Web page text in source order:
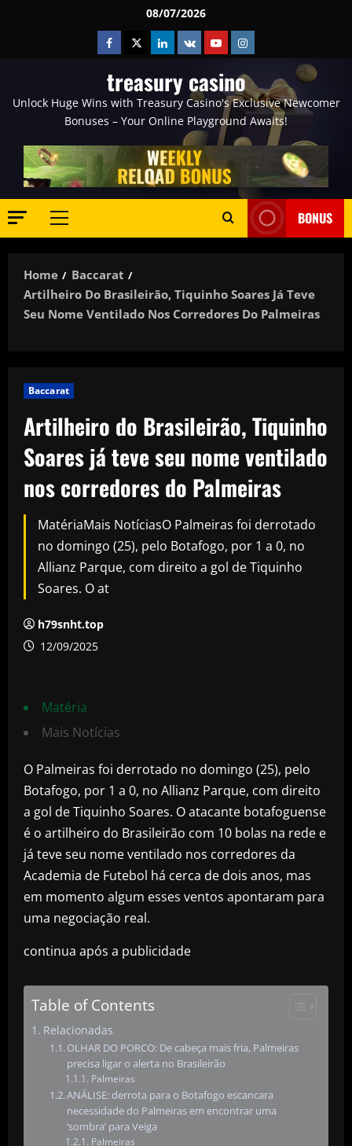
08/07/2026
Facebook
TwitterLinkedin
VK YoutubeInstagram
treasury casino
Unlock Huge Wins with Treasury Casino's Exclusive Newcomer
Bonuses – Your Online Playground Awaits!
Primary
BONUS
Home
Baccarat
Artilheiro Do Brasileirão, Tiquinho Soares Já Teve
Seu Nome Ventilado Nos Corredores Do Palmeiras
Baccarat
Artilheiro do Brasileirão, Tiquinho
Soares já teve seu nome ventilado
nos corredores do Palmeiras
MatériaMais NotíciasO Palmeiras foi derrotado
no domingo (25), pelo Botafogo, por 1 a 0, no
Allianz Parque, com direito a gol de Tiquinho
Soares. O at
h79snht.top
12/09/2025
Matéria
Mais Notícias
O Palmeiras foi derrotado no domingo (25), pelo
Botafogo, por 1 a 0, no Allianz Parque, com direito
a gol de Tiquinho Soares. O atacante botafoguense
é o artilheiro do Brasileirão com 10 bolas na rede e
já teve seu nome ventilado nos corredores da
Academia de Futebol há cerca de dois anos, mas
em momento algum esses ventos apontaram para
uma negociação real.
continua após a publicidade
Table of Contents
Relacionadas
OLHAR DO PORCO: De cabeça mais fria, Palmeiras
precisa ligar o alerta no Brasileirão
Palmeiras
ANÁLISE: derrota para o Botafogo escancara
necessidade do Palmeiras em encontrar uma
‘sombra’ para Veiga
Palmeiras